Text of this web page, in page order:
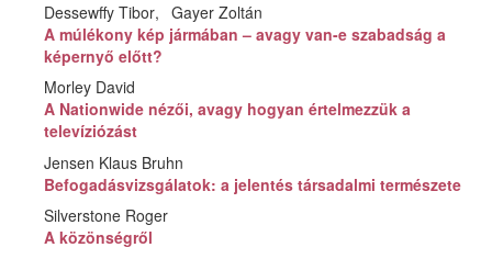
Dessewffy Tibor
Gayer Zoltán
A múlékony kép jármában – avagy van-e szabadság a
képernyő előtt?
Morley David
A Nationwide nézői, avagy hogyan értelmezzük a
televíziózást
Jensen Klaus Bruhn
Befogadásvizsgálatok: a jelentés társadalmi természete
Silverstone Roger
A közönségről